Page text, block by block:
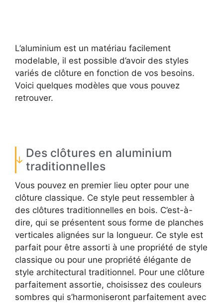
L’aluminium est un matériau facilement
modelable, il est possible d’avoir des styles
variés de clôture en fonction de vos besoins.
Voici quelques modèles que vous pouvez
retrouver.
Des clôtures en aluminium
traditionnelles
Vous pouvez en premier lieu opter pour une
clôture classique. Ce style peut ressembler à
des clôtures traditionnelles en bois. C’est-à-
dire, qui se présentent sous forme de planches
verticales alignées sur la longueur. Ce style est
parfait pour être assorti à une propriété de style
classique ou pour une propriété élégante de
style architectural traditionnel. Pour une clôture
parfaitement assortie, choisissez des couleurs
sombres qui s’harmoniseront parfaitement avec